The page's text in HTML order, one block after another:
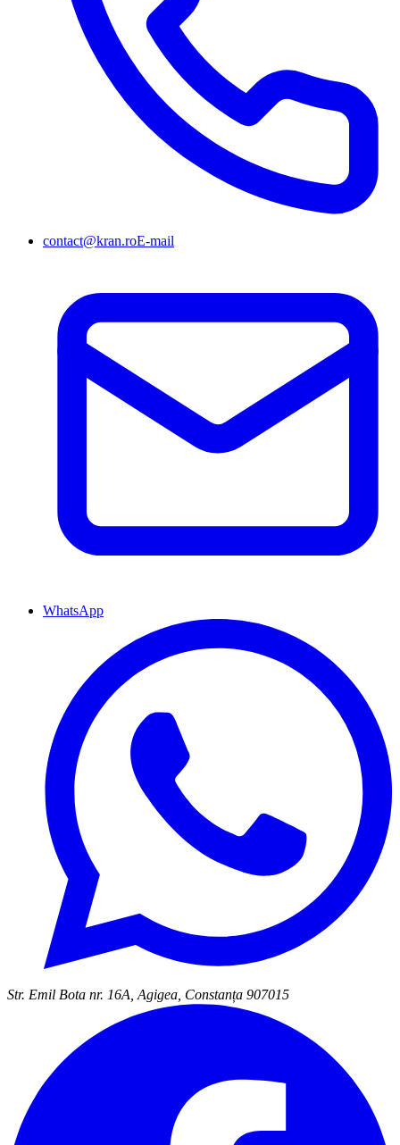
contact@kran.roE-mail
WhatsApp
Str. Emil Bota nr. 16A, Agigea, Constanța 907015